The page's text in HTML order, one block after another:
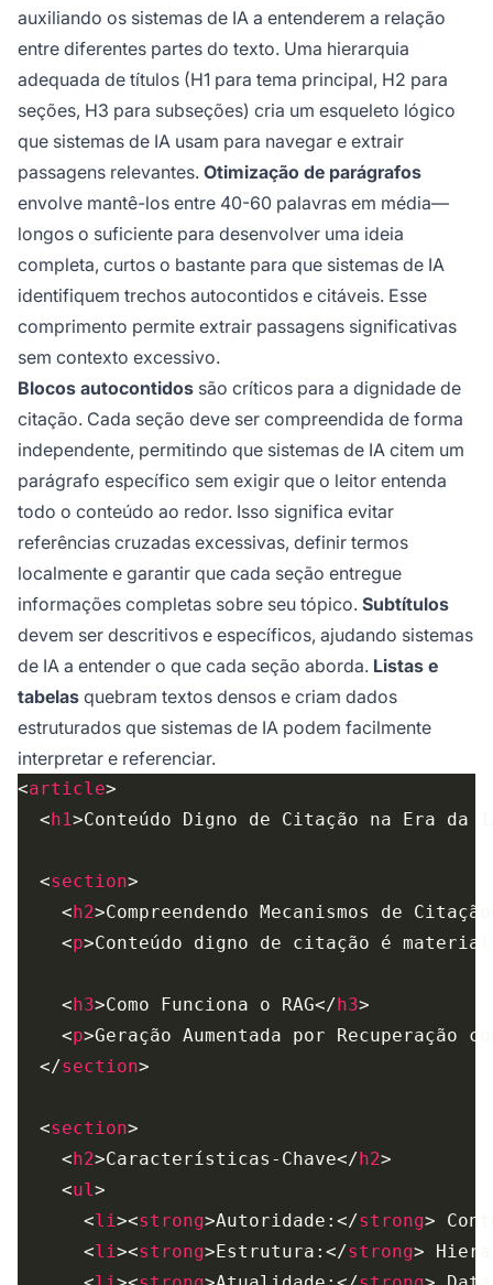
auxiliando os sistemas de IA a entenderem a relação
entre diferentes partes do texto. Uma hierarquia
adequada de títulos (H1 para tema principal, H2 para
seções, H3 para subseções) cria um esqueleto lógico
que sistemas de IA usam para navegar e extrair
passagens relevantes. Otimização de parágrafos
envolve mantê-los entre 40-60 palavras em média—
longos o suficiente para desenvolver uma ideia
completa, curtos o bastante para que sistemas de IA
identifiquem trechos autocontidos e citáveis. Esse
comprimento permite extrair passagens significativas
sem contexto excessivo.
Blocos autocontidos são críticos para a dignidade de
citação. Cada seção deve ser compreendida de forma
independente, permitindo que sistemas de IA citem um
parágrafo específico sem exigir que o leitor entenda
todo o conteúdo ao redor. Isso significa evitar
referências cruzadas excessivas, definir termos
localmente e garantir que cada seção entregue
informações completas sobre seu tópico. Subtítulos
devem ser descritivos e específicos, ajudando sistemas
de IA a entender o que cada seção aborda. Listas e
tabelas quebram textos densos e criam dados
estruturados que sistemas de IA podem facilmente
interpretar e referenciar.
<article
  <
h1>Conteúdo Digno de Citação na Era da
  <
section
    <
h2>Compreendendo Mecanismos de
    <
p>Conteúdo digno de citação é
    <
h3>Como Funciona o RAG</ h3
    <
p>Geração Aumentada por
  </
section
  <
section
    <
h2>Características-Chave</ h2
    <
ul
      <
li><strong>Autoridade:</strong>
      <
li><strong>Estrutura:</strong>